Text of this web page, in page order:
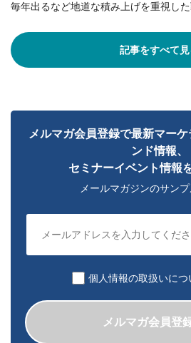
毎年出るなど地道な積み上げを重視し
記事をすべて見
メルマガ会員登録で最新マー
ンド情報、
セミナーイベント情報
メールマガジンのサン
個人情報の取扱いにつ
メルマガ会員登